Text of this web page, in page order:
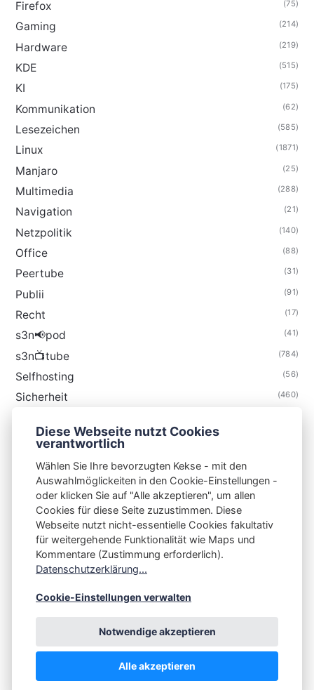
Firefox (75)
Gaming (214)
Hardware (219)
KDE (515)
KI (175)
Kommunikation (62)
Lesezeichen (585)
Linux (1871)
Manjaro (25)
Multimedia (288)
Navigation (21)
Netzpolitik (140)
Office (88)
Peertube (31)
Publii (91)
Recht (17)
s3n📢pod (41)
s3n📺tube (784)
Selfhosting (56)
Sicherheit (460)
Thunderbird
S3N🧩NET
Integrating Open-Source Blog Network (iOSBN)
Impressum
Kontakt
💪by☕ ❤️ & Publii CMS
Diese Webseite nutzt Cookies
verantwortlich
Wählen Sie Ihre bevorzugten Kekse - mit den
Auswahlmöglickeiten in den Cookie-Einstellungen -
oder klicken Sie auf "Alle akzeptieren", um allen
Cookies für diese Seite zuzustimmen. Diese
Webseite nutzt nicht-essentielle Cookies fakultativ
für weitergehende Funktionalität wie Maps und
Kommentare (Zustimmung erforderlich).
Datenschutzerklärung...
Cookie-Einstellungen verwalten
Notwendige akzeptieren
Alle akzeptieren